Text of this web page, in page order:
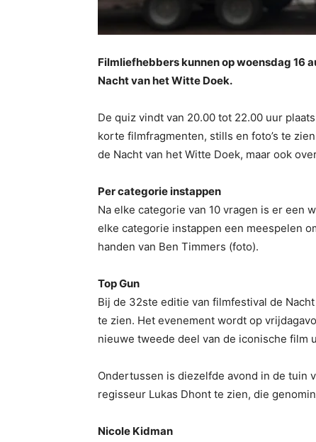
Filmliefhebbers kunnen op woensdag 16
Nacht van het Witte Doek.
De quiz vindt van 20.00 tot 22.00 uur
korte filmfragmenten, stills en foto’s te
de Nacht van het Witte Doek, maar ook
Per categorie instappen
Na elke categorie van 10 vragen is er een
elke categorie instappen een meespelen
handen van Ben Timmers (foto).
Top Gun
Bij de 32ste editie van filmfestival de
te zien. Het evenement wordt op
nieuwe tweede deel van de iconische film
Ondertussen is diezelfde avond in de tuin
regisseur Lukas Dhont te zien, die
Nicole Kidman